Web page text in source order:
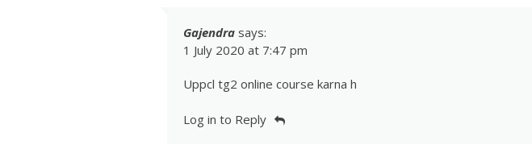
Gajendra says:
1 July 2020 at 7:47 pm
Uppcl tg2 online course karna h
Log in to Reply